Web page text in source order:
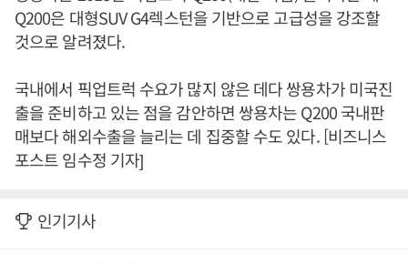
Q200은 대형SUV G4렉스턴을 기반으로 고급성을 강조할
것으로 알려졌다.
국내에서 픽업트럭 수요가 많지 않은 데다 쌍용차가 미국진
출을 준비하고 있는 점을 감안하면 쌍용차는 Q200 국내판
매보다 해외수출을 늘리는 데 집중할 수도 있다. [비즈니스
포스트 임수정 기자]
인기기사